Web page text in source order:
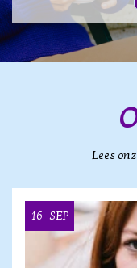
Lees
16 SEP